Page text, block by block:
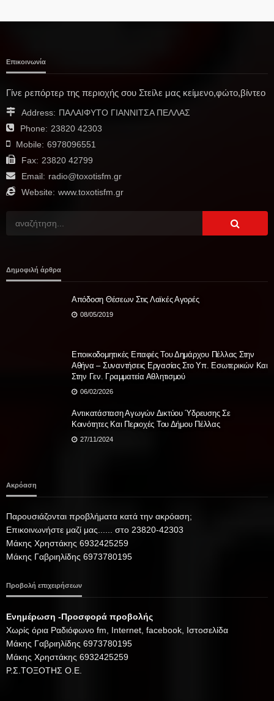
Επικοινωνία
Γίνε ρεπόρτερ της περιοχής σου Στείλε μας κείμενο,φώτο,βίντεο
Address: ΠΑΛΑΙΦΥΤΟ ΓΙΑΝΝΙΤΣΑ ΠΕΛΛΑΣ
Phone: 23820 42303
Mobile: 6978096551
Fax: 23820 42799
Email: radio@toxotisfm.gr
Website: www.toxotisfm.gr
Δημοφιλή άρθρα
Aπόδοση Θέσεων Στις Λαϊκές Αγορές
08/05/2019
Εποικοδομητικές Επαφές Του Δημάρχου Πέλλας Στην
Αθήνα – Συναντήσεις Εργασίας Στο Υπ. Εσωτερικών Και
Στην Γεν. Γραμματεία Αθλητισμού
06/02/2026
Αντικατάσταση Αγωγών Δικτύου Ύδρευσης Σε
Κοινότητες Και Περιοχές Του Δήμου Πέλλας
27/11/2024
Ακρόαση
Παρουσιάζονται προβλήματα κατά την ακρόαση;
Επικοινωνήστε μαζί μας...... στο 23820-42303
Μάκης Χρηστάκης 6932425259
Μάκης Γαβριηλίδης 6973780195
Προβολή επιχειρήσεων
Ενημέρωση -Προσφορά προβολής
Xωρίς όρια Ραδιόφωνο fm, Internet, facebook, Ιστοσελίδα
Μάκης Γαβριηλίδης 6973780195
Μάκης Χρηστάκης 6932425259
Ρ.Σ.ΤΟΞΟΤΗΣ Ο.Ε.